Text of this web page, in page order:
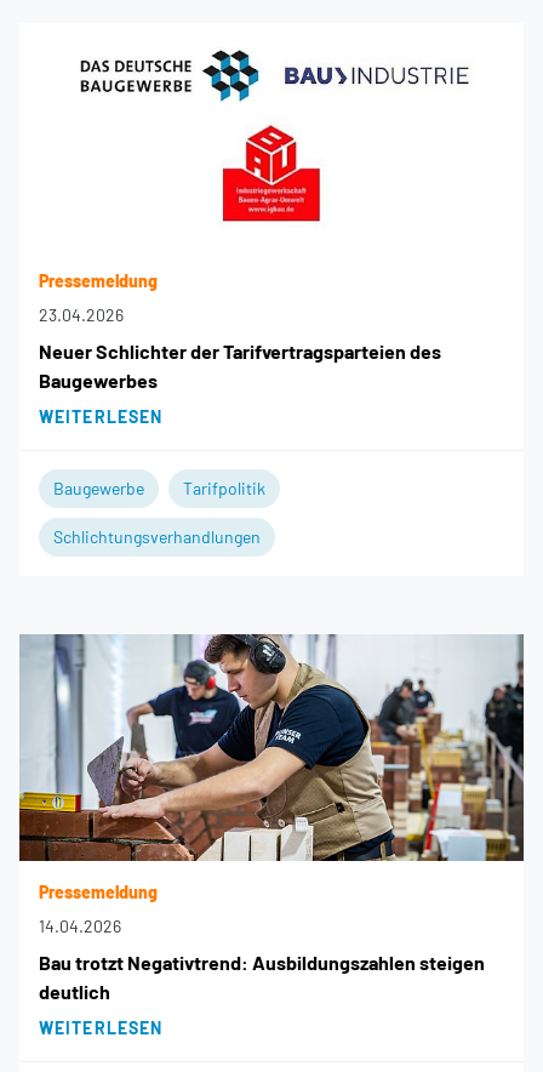
Pressemeldung
23.04.2026
Neuer Schlichter der Tarifvertragsparteien des
Baugewerbes
WEITERLESEN
Baugewerbe Tarifpolitik
Schlichtungsverhandlungen
Pressemeldung
14.04.2026
Bau trotzt Negativtrend: Ausbildungszahlen steigen
deutlich
WEITERLESEN